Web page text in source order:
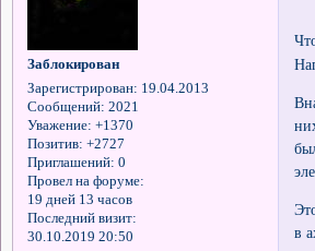
Заблокирован
Зарегистрирован: 19.04.2013
Сообщений: 2021
Уважение: +1370
Позитив: +2727
Приглашений: 0
Провел на форуме:
19 дней 13 часов
Последний визит:
30.10.2019 20:50
в